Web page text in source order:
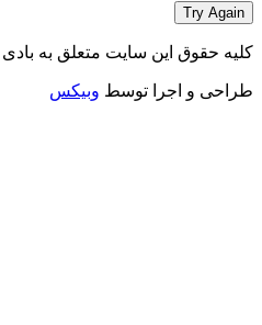
Try Again
کلیه حقوق این سایت متعلق به
طراحی و اجرا توسط وبیکس